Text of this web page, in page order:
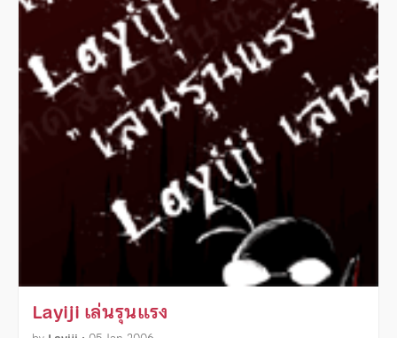
Layiji เล่นรุนแรง